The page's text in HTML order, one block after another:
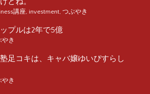
講座, investment, つぶやき
プルは2年で5億
やき
足コキは、キャバ嬢ゆいぴすらし
やき